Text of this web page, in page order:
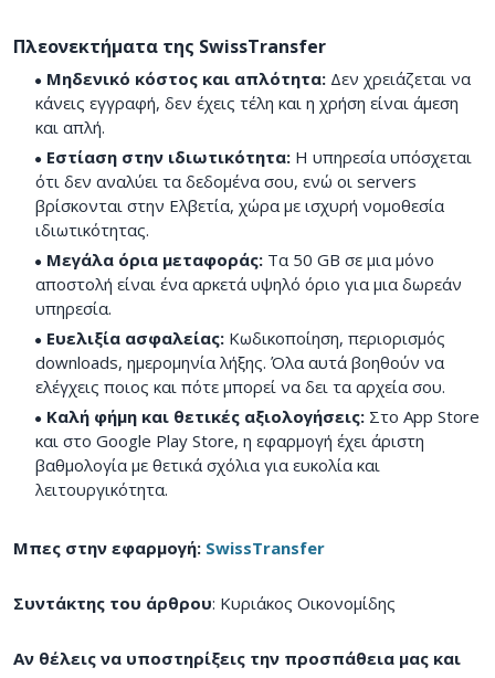
Πλεονεκτήματα της SwissTransfer
Μηδενικό κόστος και απλότητα: Δεν χρειάζεται να
κάνεις εγγραφή, δεν έχεις τέλη και η χρήση είναι άμεση
και απλή.
Εστίαση στην ιδιωτικότητα: Η υπηρεσία υπόσχεται
ότι δεν αναλύει τα δεδομένα σου, ενώ οι servers
βρίσκονται στην Ελβετία, χώρα με ισχυρή νομοθεσία
ιδιωτικότητας.
Μεγάλα όρια μεταφοράς: Τα 50 GB σε μια μόνο
αποστολή είναι ένα αρκετά υψηλό όριο για μια δωρεάν
υπηρεσία.
Ευελιξία ασφαλείας: Κωδικοποίηση, περιορισμός
downloads, ημερομηνία λήξης. Όλα αυτά βοηθούν να
ελέγχεις ποιος και πότε μπορεί να δει τα αρχεία σου.
Καλή φήμη και θετικές αξιολογήσεις: Στο App Store
και στο Google Play Store, η εφαρμογή έχει άριστη
βαθμολογία με θετικά σχόλια για ευκολία και
λειτουργικότητα.
Μπες στην εφαρμογή: SwissTransfer
Συντάκτης του άρθρου: Κυριάκος Οικονομίδης
Αν θέλεις να υποστηρίξεις την προσπάθεια μας και